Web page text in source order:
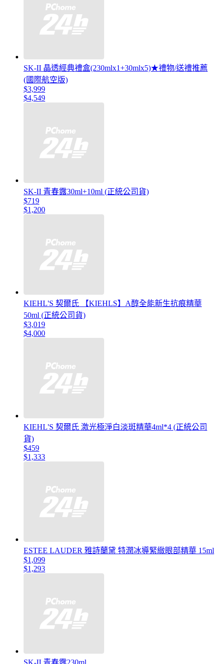
SK-II 晶透經典禮盒(230mlx1+30mlx5)★禮物/送禮推薦
(國際航空版)
$3,999
$4,549
SK-II 青春露30ml+10ml (正統公司貨)
$719
$1,200
KIEHL'S 契爾氏 【KIEHLS】A醇全能新生抗痕精華
50ml (正統公司貨)
$3,019
$4,000
KIEHL'S 契爾氏 激光極淨白淡斑精華4ml*4 (正統公司
貨)
$459
$1,333
ESTEE LAUDER 雅詩蘭黛 特潤冰導緊緻眼部精華 15ml
$1,099
$1,293